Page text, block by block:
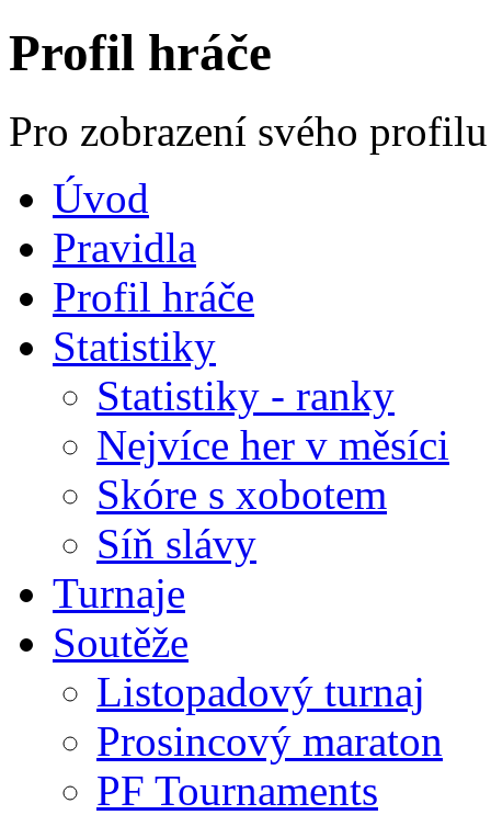
Profil hráče
Pro zobrazení svého
Úvod
Pravidla
Profil hráče
Statistiky
Statistiky - ranky
Nejvíce her v měsíci
Skóre s xobotem
Síň slávy
Turnaje
Soutěže
Listopadový turnaj
Prosincový maraton
PF Tournaments